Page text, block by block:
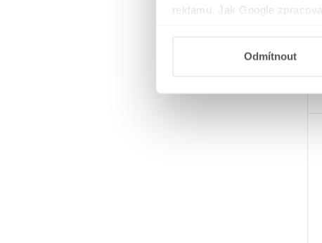
reklamu. Jak Google
Odmítnout